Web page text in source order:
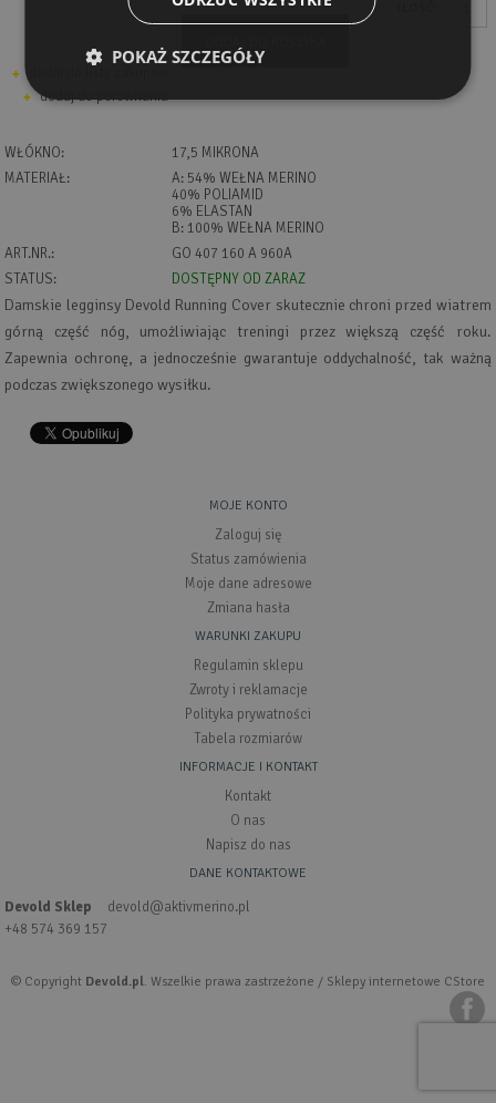
dodaj do porównania
WŁÓKNO:
17,5 MIKRONA
MATERIAŁ:
A: 54% WEŁNA MERINO
40% POLIAMID
6% ELASTAN
B: 100% WEŁNA MERINO
ART.NR.:
GO 407 160 A 960A
STATUS:
DOSTĘPNY OD ZARAZ
Damskie legginsy Devold Running Cover skutecznie chroni przed wiatrem
górną część nóg, umożliwiając treningi przez większą część roku.
Zapewnia ochronę, a jednocześnie gwarantuje oddychalność, tak ważną
podczas zwiększonego wysiłku.
MOJE KONTO
Zaloguj się
Status zamówienia
Moje dane adresowe
Zmiana hasła
WARUNKI ZAKUPU
Regulamin sklepu
Zwroty i reklamacje
Polityka prywatności
Tabela rozmiarów
INFORMACJE I KONTAKT
Kontakt
O nas
Napisz do nas
DANE KONTAKTOWE
Devold Sklep
+48 574 369 157
devold@aktivmerino.pl
© Copyright Devold.pl. Wszelkie prawa zastrzeżone / Sklepy internetowe CStore
POKAŻ SZCZEGÓŁY